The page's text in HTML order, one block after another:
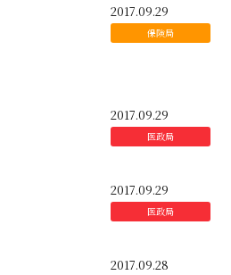
2017.09.29
2017.09.29
2017.09.29
2017.09.28